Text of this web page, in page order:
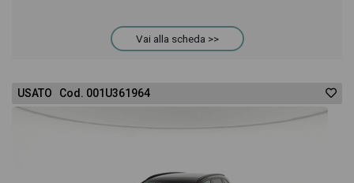
Vai alla scheda >>
USATO Cod. 001U361964